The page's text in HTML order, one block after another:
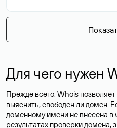
Для чего нужен
Прежде всего, Whois
выяснить, свободен ли домен.
доменному имени не внесена в
результатах проверки домена,